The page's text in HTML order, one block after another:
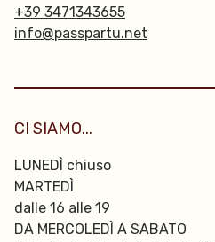
+39 3471343655
info@passpartu.net
CI SIAMO...
LUNEDÌ chiuso
MARTEDÌ
dalle 16 alle 19
DA MERCOLEDÌ A SABATO